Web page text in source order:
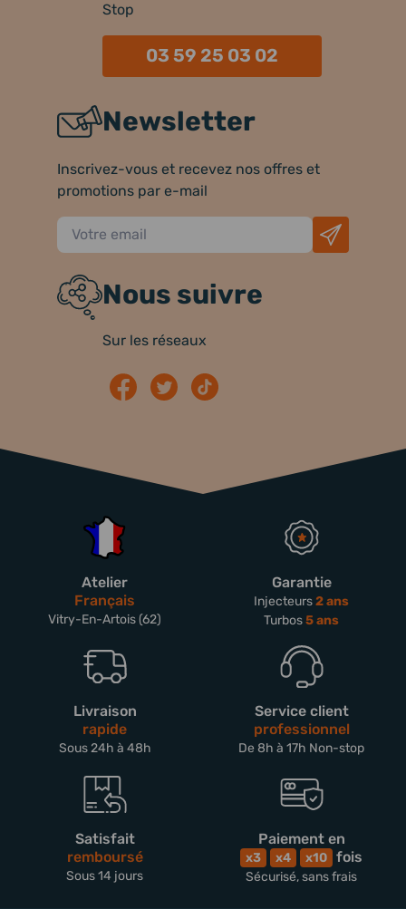
Stop
03 59 25 03 02
Newsletter
Inscrivez-vous et recevez nos offres et
promotions par e-mail
Nous suivre
Sur les réseaux
Atelier
Français
Vitry-En-Artois (62)
Garantie
Injecteurs2 ans
Turbos5 ans
Livraison
rapide
Sous 24h à 48h
Service client
professionnel
De 8h à 17h Non-stop
Satisfait
remboursé
Sous 14 jours
Paiement en
x3 x4 x10 fois
Sécurisé, sans frais